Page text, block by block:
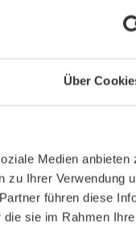
Über
Medien anbieten
zu Ihrer Verwendung
führen diese
sie im Rahmen
DURCH
uns zu